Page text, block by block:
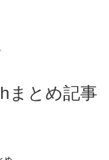
まとめ記事